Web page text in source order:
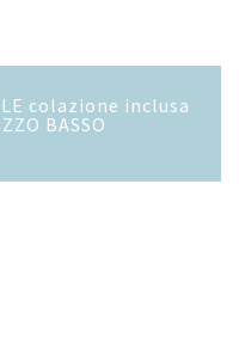
colazione inclusa
BASSO